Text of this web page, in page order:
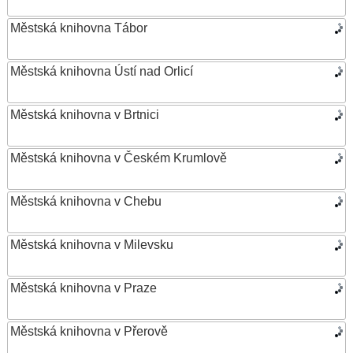
Městská knihovna Tábor
Městská knihovna Ústí nad Orlicí
Městská knihovna v Brtnici
Městská knihovna v Českém Krumlově
Městská knihovna v Chebu
Městská knihovna v Milevsku
Městská knihovna v Praze
Městská knihovna v Přerově